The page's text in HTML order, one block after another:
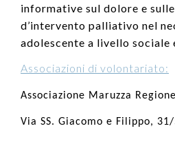
informative sul dolore e
d’intervento palliativo nel
adolescente a livello sociale
Associazioni di volontariato:
Associazione Maruzza
Via SS. Giacomo e Filippo,